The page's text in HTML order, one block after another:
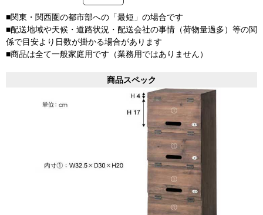
■関東・関西圏の都市部への「最短」の場合です
■配送地域や天候・道路状況・配送会社の事情（荷物量過多）等の関
係で目安より日数が掛かる場合があります
■商品は全て一般家庭用です（業務用ではありません）
商品スペック